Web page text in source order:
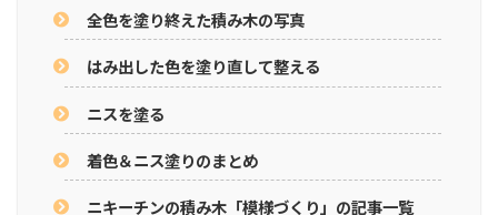
全色を塗り終えた積み木の写真
はみ出した色を塗り直して整える
ニスを塗る
着色＆ニス塗りのまとめ
ニキーチンの積み木「模様づくり」の記事一覧